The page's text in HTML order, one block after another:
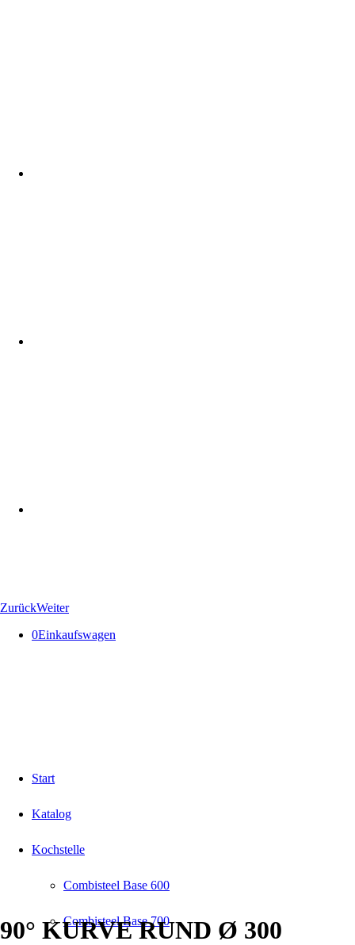
ZurückWeiter
0Einkaufswagen
Start
Katalog
Kochstelle
Combisteel Base 600
Combisteel Base 700
90° KURVE RUND Ø 300